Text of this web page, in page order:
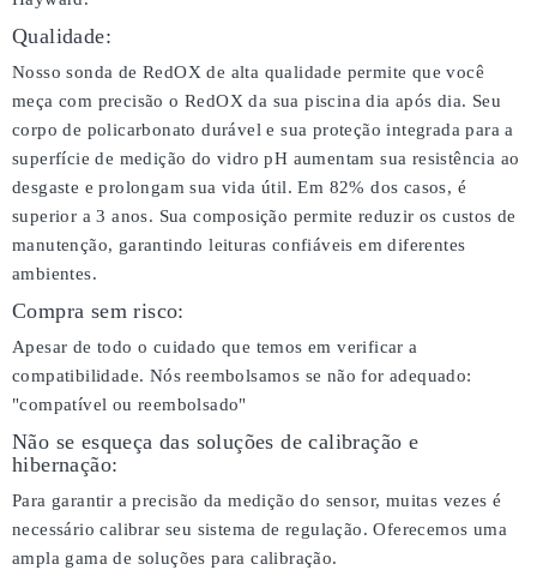
Qualidade:
Nosso sonda de RedOX de alta qualidade permite que você
meça com precisão o RedOX da sua piscina dia após dia. Seu
corpo de policarbonato durável e sua proteção integrada para a
superfície de medição do vidro pH aumentam sua resistência ao
desgaste e prolongam sua vida útil. Em 82% dos casos, é
superior a 3 anos. Sua composição permite reduzir os custos de
manutenção, garantindo leituras confiáveis em diferentes
ambientes.
Compra sem risco:
Apesar de todo o cuidado que temos em verificar a
compatibilidade. Nós reembolsamos se não for adequado:
"compatível ou reembolsado"
Não se esqueça das soluções de calibração e
hibernação:
Para garantir a precisão da medição do sensor, muitas vezes é
necessário calibrar seu sistema de regulação. Oferecemos uma
ampla gama de soluções para calibração.